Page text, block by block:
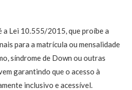
a Lei 10.555/2015, que proíbe a
para a matrícula ou mensalidade
síndrome de Down ou outras
garantindo que o acesso à
inclusivo e acessível.